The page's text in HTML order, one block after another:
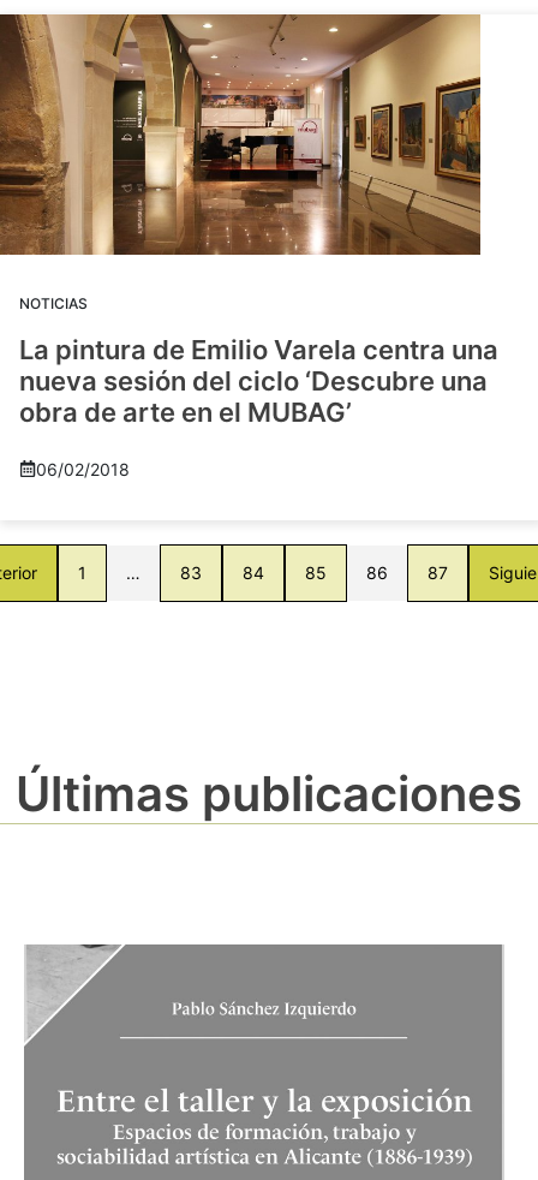
NOTICIAS
La pintura de Emilio Varela centra una
nueva sesión del ciclo ‘Descubre una
obra de arte en el MUBAG’
06/02/2018
1 … 83 84 85 86 87
Últimas publicaciones